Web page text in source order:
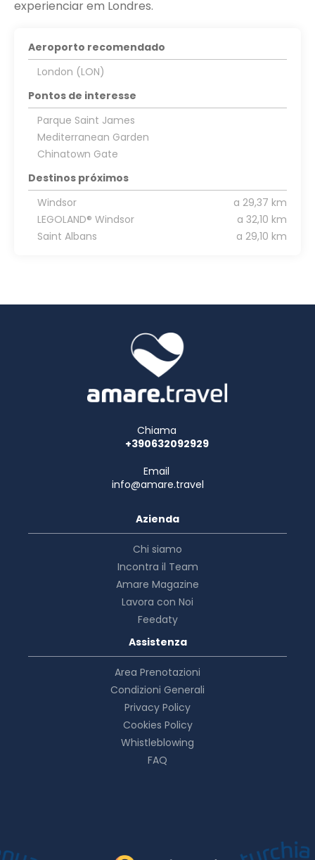
Aeroporto recomendado
London (LON)
Pontos de interesse
Parque Saint James
Mediterranean Garden
Chinatown Gate
Destinos próximos
Windsor
a 29,37 km
LEGOLAND® Windsor
a 32,10 km
Saint Albans
a 29,10 km
Chiama
+390632092929
Email
info@amare.travel
Azienda
Chi siamo
Incontra il Team
Amare Magazine
Lavora con Noi
Feedaty
Assistenza
Area Prenotazioni
Condizioni Generali
Privacy Policy
Cookies Policy
Whistleblowing
FAQ